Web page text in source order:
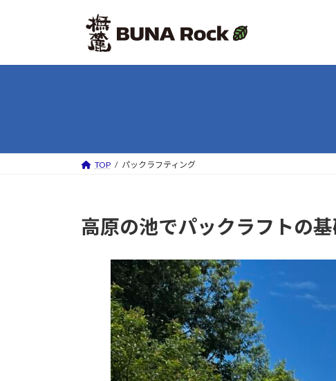
プ
動
TOP パックラフティング
高原の池でパックラフトの